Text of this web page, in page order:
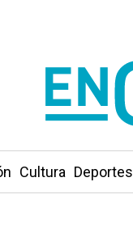
Cultura Deportes